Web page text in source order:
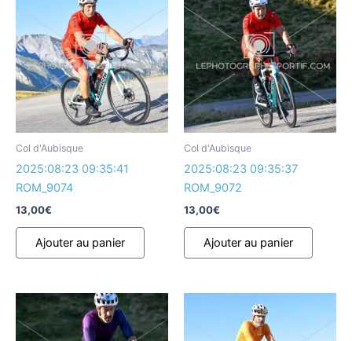
Col d'Aubisque
2025:08:23 09:35:41
ROM_9074
13,00€
Ajouter au panier
Col d'Aubisque
2025:08:23 09:35:37
ROM_9072
13,00€
Ajouter au panier